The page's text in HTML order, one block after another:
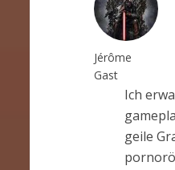
Jérôme
Gast
Ich
geile